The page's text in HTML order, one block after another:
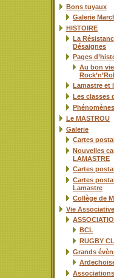
Bons tuyaux
Galerie
HISTOIRE
La
Désaignes
Pages
Au bon
Lamastre et
Les classes
Le MASTROU
Galerie
Cartes
Nouvelles
LAMASTRE
Cartes
Cartes
Lamastre
Collège de
Vie Associative
BCL
RUGBY
Grands